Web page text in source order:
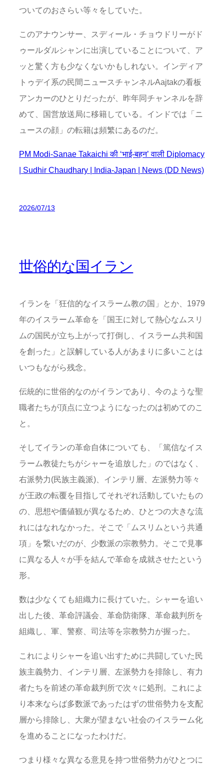
ついてのおさらい等々をしていた。
このアナウンサー、スディール・チョウドリーがド
ゥールダルシャンに出演していることについて、ア
ッと驚く方も少なくないかもしれない。インディア
トゥデイ系の民間ニュースチャンネルAajtakの看板
アンカーのひとりだったが、昨年同チャンネルを辞
めて、国営放送局に移籍している。インドでは「ニ
ュースの顔」の転籍は頻繁にあるのだ。
PM Modi-Sanae Takaichi की ‘भाई-बहन’ वाली Diplomacy
| Sudhir Chaudhary | India-Japan | News (DD News)
2026/07/13
世俗的な国イラン
イランを「狂信的なイスラーム教の国」とか、1979
年のイスラーム革命を「国王に対して熱心なムスリ
ムの国民が立ち上がって打倒し、イスラーム共和国
を創った」と誤解している人があまりに多いことは
いつもながら残念。
伝統的に世俗的なのがイランであり、今のような聖
職者たちが頂点に立つようになったのは初めてのこ
と。
そしてイランの革命自体についても、「篤信なイス
ラーム教徒たちがシャーを追放した」のではなく、
右派勢力(民族主義派)、インテリ層、左派勢力等々
が王政の転覆を目指してそれぞれ活動していたもの
の、思想や価値観が異なるため、ひとつの大きな流
れにはなれなかった。そこで「ムスリムという共通
項」を繋いだのが、少数派の宗教勢力。そこで見事
に異なる人々が手を結んで革命を成就させたという
形。
数は少なくても組織力に長けていた。シャーを追い
出した後、革命評議会、革命防衛隊、革命裁判所を
組織し、軍、警察、司法等を宗教勢力が握った。
これによりシャーを追い出すために共闘していた民
族主義勢力、インテリ層、左派勢力を排除し、有力
者たちを前述の革命裁判所で次々に処刑。これによ
り本来ならば多数派であったはずの世俗勢力を支配
層から排除し、大衆が望まない社会のイスラーム化
を進めることになったわけだ。
つまり様々な異なる意見を持つ世俗勢力がひとつに